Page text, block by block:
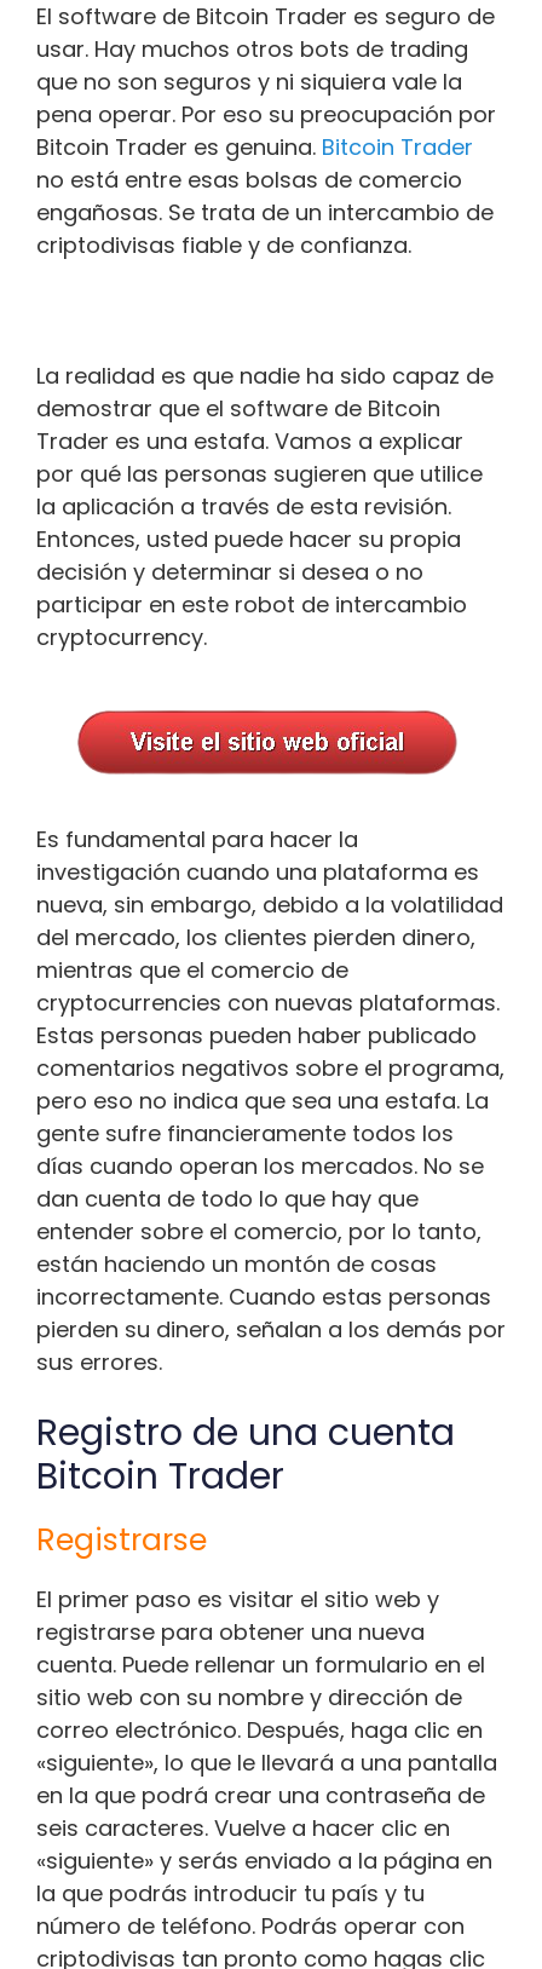
El software de Bitcoin Trader es seguro de
usar. Hay muchos otros bots de trading
que no son seguros y ni siquiera vale la
pena operar. Por eso su preocupación por
Bitcoin Trader es genuina. Bitcoin Trader
no está entre esas bolsas de comercio
engañosas. Se trata de un intercambio de
criptodivisas fiable y de confianza.
La realidad es que nadie ha sido capaz de
demostrar que el software de Bitcoin
Trader es una estafa. Vamos a explicar
por qué las personas sugieren que utilice
la aplicación a través de esta revisión.
Entonces, usted puede hacer su propia
decisión y determinar si desea o no
participar en este robot de intercambio
cryptocurrency.
Es fundamental para hacer la
investigación cuando una plataforma es
nueva, sin embargo, debido a la volatilidad
del mercado, los clientes pierden dinero,
mientras que el comercio de
cryptocurrencies con nuevas plataformas.
Estas personas pueden haber publicado
comentarios negativos sobre el programa,
pero eso no indica que sea una estafa. La
gente sufre financieramente todos los
días cuando operan los mercados. No se
dan cuenta de todo lo que hay que
entender sobre el comercio, por lo tanto,
están haciendo un montón de cosas
incorrectamente. Cuando estas personas
pierden su dinero, señalan a los demás por
sus errores.
Registro de una cuenta
Bitcoin Trader
Registrarse
El primer paso es visitar el sitio web y
registrarse para obtener una nueva
cuenta. Puede rellenar un formulario en el
sitio web con su nombre y dirección de
correo electrónico. Después, haga clic en
«siguiente», lo que le llevará a una pantalla
en la que podrá crear una contraseña de
seis caracteres. Vuelve a hacer clic en
«siguiente» y serás enviado a la página en
la que podrás introducir tu país y tu
número de teléfono. Podrás operar con
criptodivisas tan pronto como hagas clic